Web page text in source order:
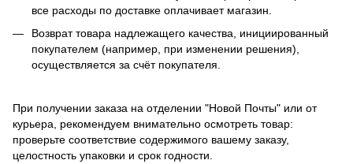
все расходы по доставке оплачивает магазин.
Возврат товара надлежащего качества, инициированный
покупателем (например, при изменении решения),
осуществляется за счёт покупателя.
При получении заказа на отделении "Новой Почты" или от
курьера, рекомендуем внимательно осмотреть товар:
проверьте соответствие содержимого вашему заказу,
целостность упаковки и срок годности.